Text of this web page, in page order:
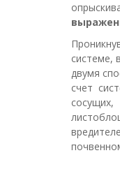
системе,
двумя
счет